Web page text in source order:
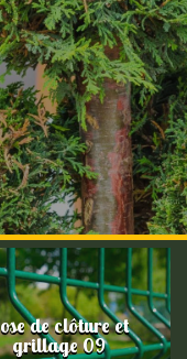
de clôture et
grillage 09